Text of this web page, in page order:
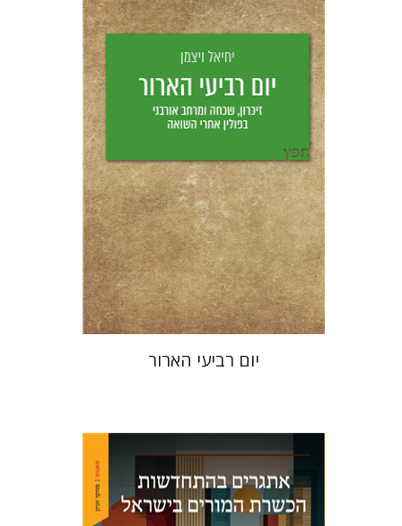
יחיאל ויצמן
יפעת וייס
הנחת אתר ספר מודפס
$28
$25
יום רביעי הארור